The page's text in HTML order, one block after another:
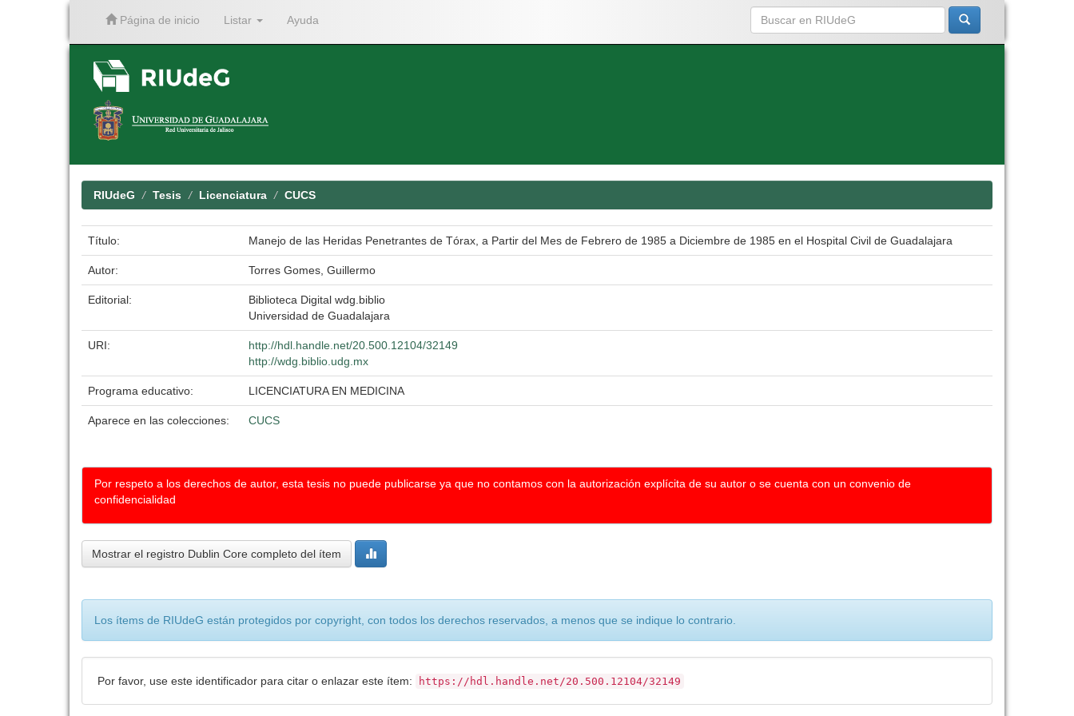
Página de inicio Listar Ayuda
RIUdeG Tesis Licenciatura CUCS
Título: Manejo de las Heridas Penetrantes de Tórax, a Partir del Mes de Febrero de 1985 a Diciembre de 1985 en el Hospital Civil de Guadalajara
Autor: Torres Gomes, Guillermo
Editorial:
Biblioteca Digital wdg.biblio
Universidad de Guadalajara
URI:
http://hdl.handle.net/20.500.12104/32149
http://wdg.biblio.udg.mx
Programa educativo: LICENCIATURA EN MEDICINA
Aparece en las colecciones: CUCS
Por respeto a los derechos de autor, esta tesis no puede publicarse ya que no contamos con la autorización explícita de su autor o se cuenta con un convenio de
confidencialidad
Mostrar el registro Dublin Core completo del ítem
Los ítems de RIUdeG están protegidos por copyright, con todos los derechos reservados, a menos que se indique lo contrario.
Por favor, use este identificador para citar o enlazar este ítem: https://hdl.handle.net/20.500.12104/32149